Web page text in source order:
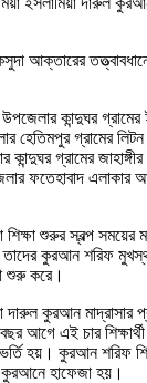
আক্তারের
কান্দুঘর
হেতিমপুর গ্রামের
গ্রামের
ফতেহাবাদ এলাকার
শিক্ষা শুরুর স্বল্প
তাদের কুরআন শরিফ
শুরু করে।
দারুল কুরআন মাদ্রাসার
আগে এই চার শিক্ষার্থী
হয়। কুরআন শরিফ
হাফেজা হয়।